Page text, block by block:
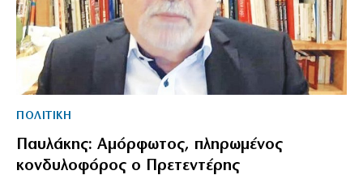
ΠΟΛΙΤΙΚΗ
Παυλάκης: Αμόρφωτος, πληρωμένος
κονδυλοφόρος ο Πρετεντέρης